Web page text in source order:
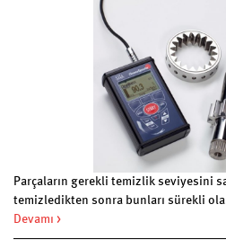
Parçaların gerekli temizlik seviyesini
temizledikten sonra bunları sürekli
Bu amaç için özel olarak tasarlanmış
fluoresans ölçüm teknolojisi,
Devamı >